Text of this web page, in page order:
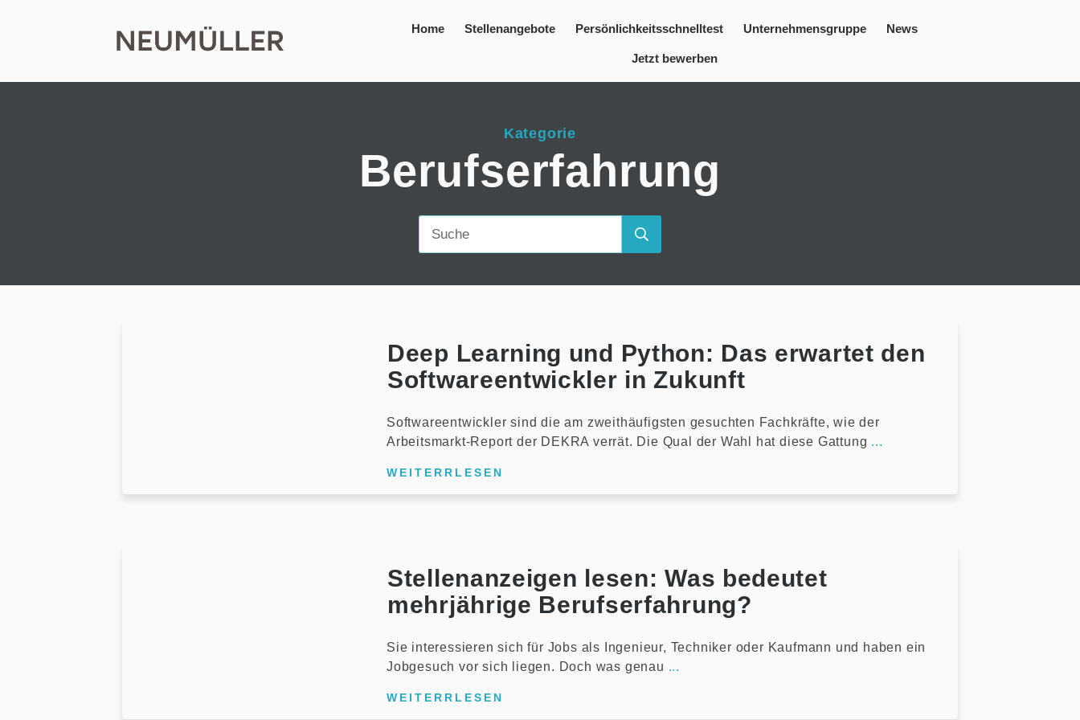
Home Stellenangebote Persönlichkeitsschnelltest Unternehmensgruppe News
Jetzt bewerben
Kategorie
Berufserfahrung
Deep Learning und Python: Das erwartet den
Softwareentwickler in Zukunft
Softwareentwickler sind die am zweithäufigsten gesuchten Fachkräfte, wie der
Arbeitsmarkt-Report der DEKRA verrät. Die Qual der Wahl hat diese Gattung ...
WEITERRLESEN
Stellenanzeigen lesen: Was bedeutet
mehrjährige Berufserfahrung?
Sie interessieren sich für Jobs als Ingenieur, Techniker oder Kaufmann und haben ein
Jobgesuch vor sich liegen. Doch was genau ...
WEITERRLESEN